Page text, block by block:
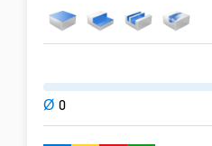
Ø 0